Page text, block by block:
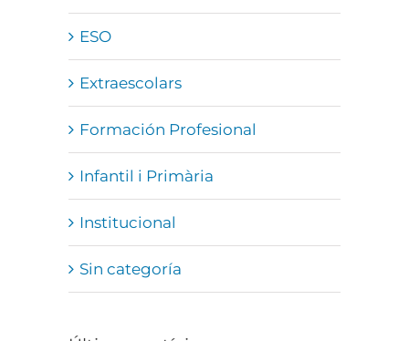
ESO
Extraescolars
Formación Profesional
Infantil i Primària
Institucional
Sin categoría